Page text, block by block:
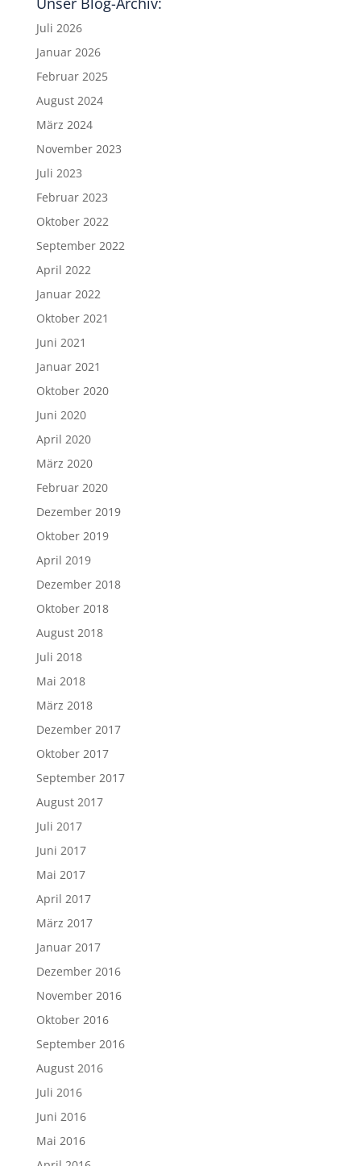
Juli 2026
Januar 2026
Februar 2025
August 2024
März 2024
November 2023
Juli 2023
Februar 2023
Oktober 2022
September 2022
April 2022
Januar 2022
Oktober 2021
Juni 2021
Januar 2021
Oktober 2020
Juni 2020
April 2020
März 2020
Februar 2020
Dezember 2019
Oktober 2019
April 2019
Dezember 2018
Oktober 2018
August 2018
Juli 2018
Mai 2018
März 2018
Dezember 2017
Oktober 2017
September 2017
August 2017
Juli 2017
Juni 2017
Mai 2017
April 2017
März 2017
Januar 2017
Dezember 2016
November 2016
Oktober 2016
September 2016
August 2016
Juli 2016
Juni 2016
Mai 2016